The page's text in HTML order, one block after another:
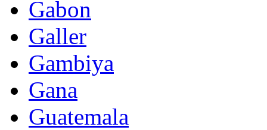
Gabon
Galler
Gambiya
Gana
Guatemala